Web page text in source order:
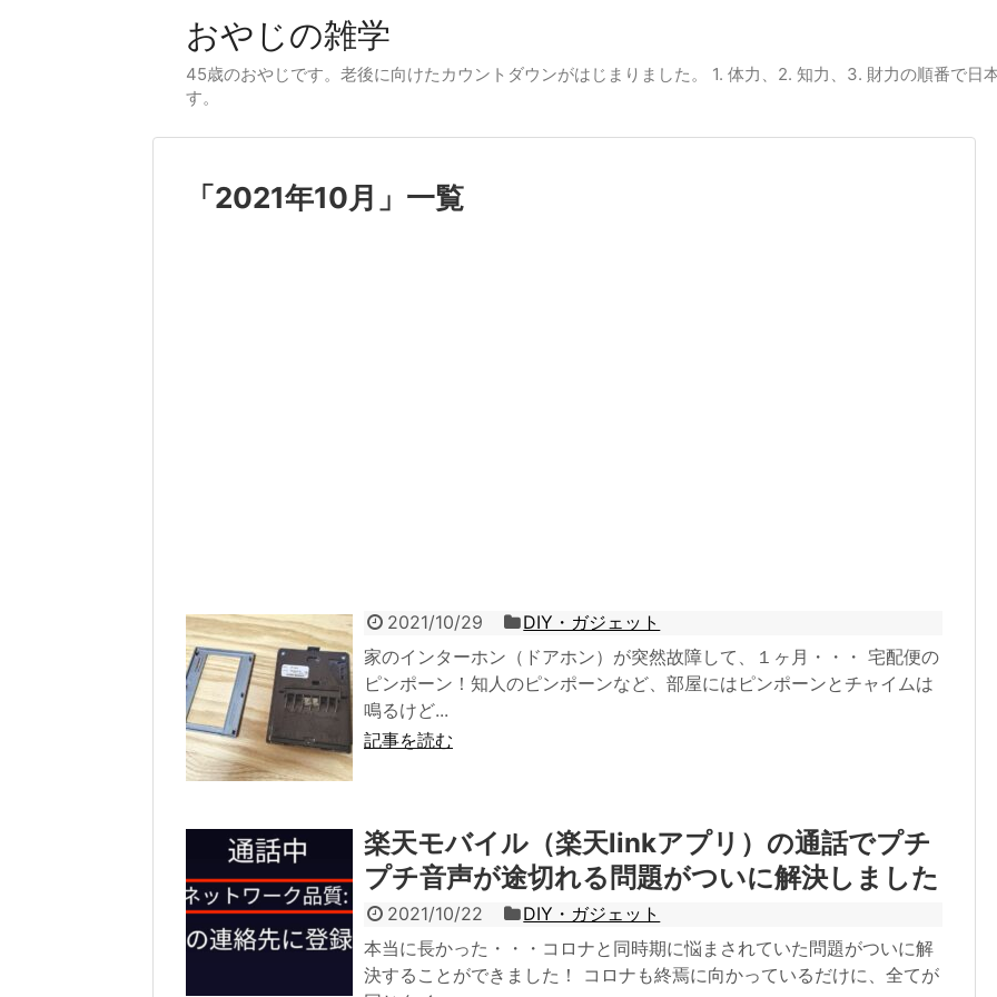
おやじの雑学
45歳のおやじです。老後に向けたカウントダウンがはじまりました。 1. 体力、2. 知力、3. 財力の順番で日
す。
「 2021年10月 」 一覧
2021/10/29
DIY・ガジェット
家のインターホン（ドアホン）が突然故障して、１ヶ月・・・ 宅配便の
ピンポーン！知人のピンポーンなど、部屋にはピンポーンとチャイムは
鳴るけど...
記事を読む
楽天モバイル（楽天linkアプリ）の通話でプチ
プチ音声が途切れる問題がついに解決しました
2021/10/22
DIY・ガジェット
本当に長かった・・・コロナと同時期に悩まされていた問題がついに解
決することができました！ コロナも終焉に向かっているだけに、全てが